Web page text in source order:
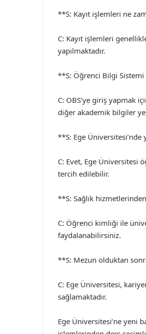
**S: Kayıt işlemleri ne
C: Kayıt işlemleri
yapılmaktadır.
**S: Öğrenci Bilgi Sistemi
C: OBS’ye giriş yapmak
diğer akademik bilgiler
**S: Ege
C: Evet, Ege Üniversitesi
tercih edilebilir.
**S: Sağlık
C: Öğrenci kimliği ile
faydalanabilirsiniz.
**S: Mezun olduktan
C: Ege Üniversitesi,
sağlamaktadır.
Ege Üniversitesi’ne yeni